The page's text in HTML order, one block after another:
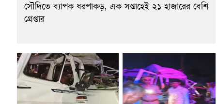
সৌদিতে ব্যাপক ধরপাকড়, এক সপ্তাহেই ২১ হাজারের বেশি
গ্রেপ্তার